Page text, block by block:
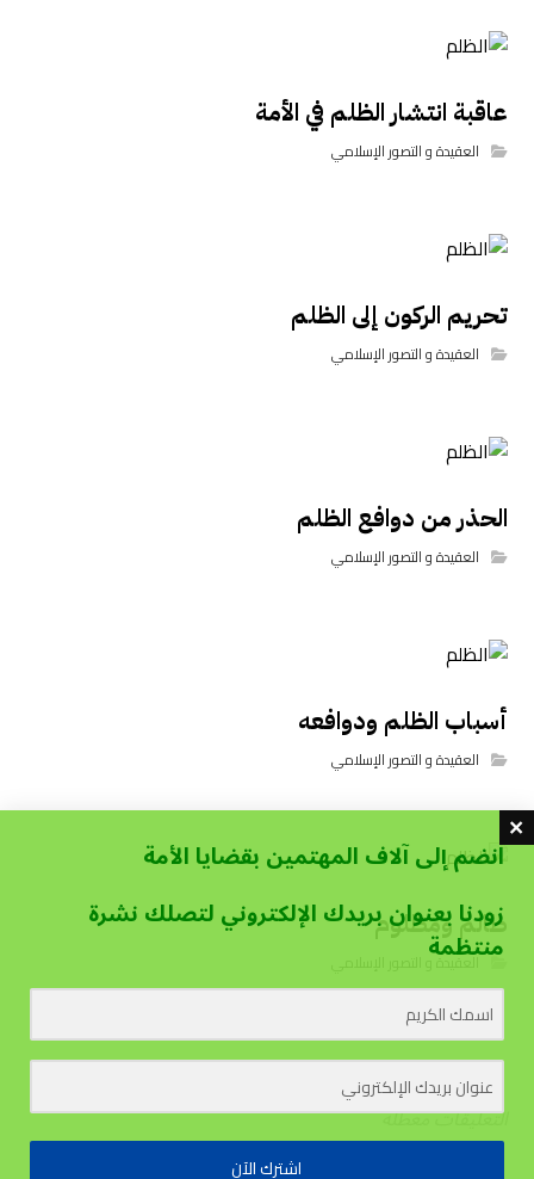
عاقبة انتشار الظلم في الأمة
العقيدة و التصور الإسلامي
تحريم الركون إلى الظلم
العقيدة و التصور الإسلامي
الحذر من دوافع الظلم
العقيدة و التصور الإسلامي
أسباب الظلم ودوافعه
العقيدة و التصور الإسلامي
ظالم ومظلوم
العقيدة و التصور الإسلامي
التعليقات معطلة
انضم إلى آلاف المهتمين بقضايا الأمة
زودنا بعنوان بريدك الإلكتروني لتصلك نشرة
منتظمة
اشترك الآن